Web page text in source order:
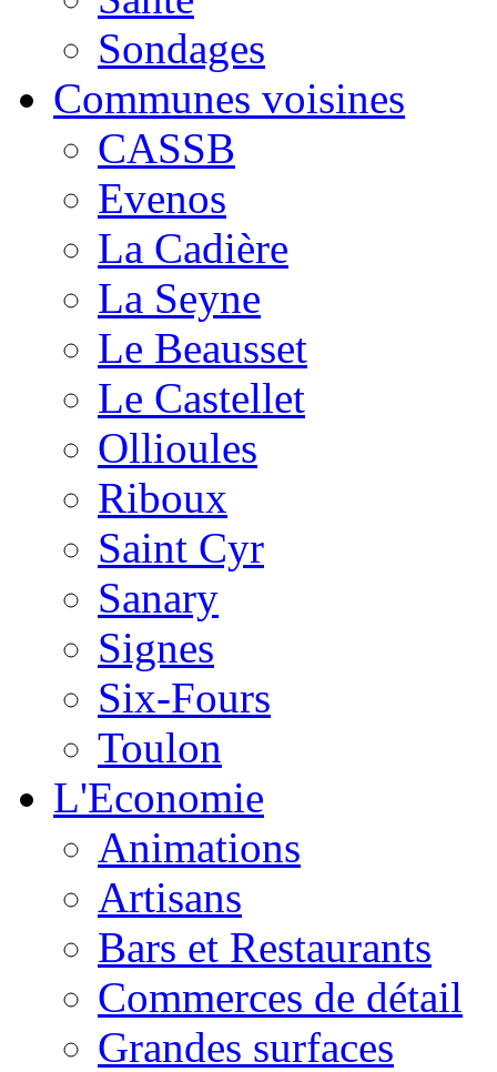
Sondages
Communes voisines
CASSB
Evenos
La Cadière
La Seyne
Le Beausset
Le Castellet
Ollioules
Riboux
Saint Cyr
Sanary
Signes
Six-Fours
Toulon
L'Economie
Animations
Artisans
Bars et Restaurants
Commerces de détail
Grandes surfaces